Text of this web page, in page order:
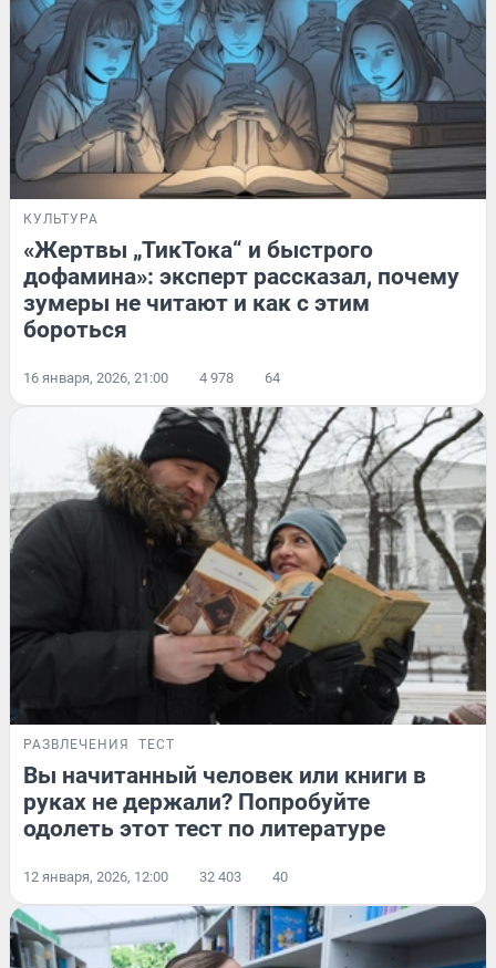
КУЛЬТУРА
«Жертвы „ТикТока“ и быстрого
дофамина»: эксперт рассказал, почему
зумеры не читают и как с этим
бороться
16 января, 2026, 21:00 4 978 64
РАЗВЛЕЧЕНИЯ ТЕСТ
Вы начитанный человек или книги в
руках не держали? Попробуйте
одолеть этот тест по литературе
12 января, 2026, 12:00 32 403 40